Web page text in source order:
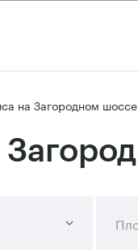
на Загородном шоссе